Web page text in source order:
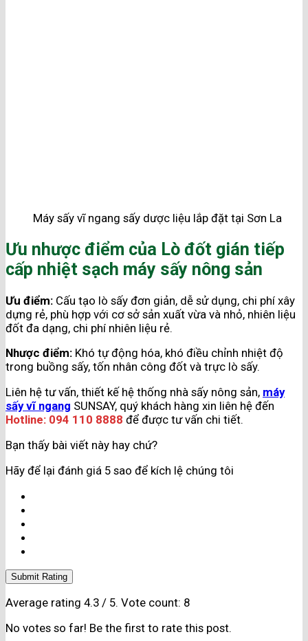
Máy sấy vĩ ngang sấy dược liệu lắp đặt tại Sơn La
Ưu nhược điểm của Lò đốt gián tiếp
cấp nhiệt sạch máy sấy nông sản
Ưu điểm: Cấu tạo lò sấy đơn giản, dễ sử dụng, chi phí xây
dựng rẻ, phù hợp với cơ sở sản xuất vừa và nhỏ, nhiên liệu
đốt đa dạng, chi phí nhiên liệu rẻ.
Nhược điểm: Khó tự động hóa, khó điều chỉnh nhiệt độ
trong buồng sấy, tốn nhân công đốt và trực lò sấy.
Liên hệ tư vấn, thiết kế hệ thống nhà sấy nông sản, máy
sấy vĩ ngang SUNSAY, quý khách hàng xin liên hệ đến
Hotline: 094 110 8888 để được tư vấn chi tiết.
Bạn thấy bài viết này hay chứ?
Hãy để lại đánh giá 5 sao để kích lệ chúng tôi
Submit Rating
Average rating 4.3 / 5. Vote count: 8
No votes so far! Be the first to rate this post.